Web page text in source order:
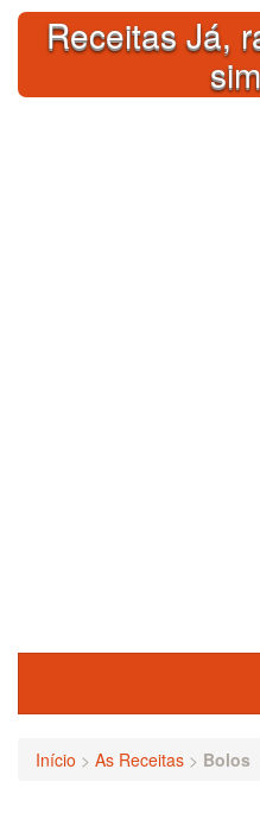
Skip
contentReceitas Já,
Início > As Receitas > Bolos